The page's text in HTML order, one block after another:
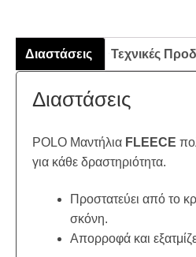
Διαστάσεις Τεχνικές
Διαστάσεις
POLO Μαντήλια FLEECE
για κάθε δραστηριότητα.
Προστατεύει από το
σκόνη.
Απορροφά και